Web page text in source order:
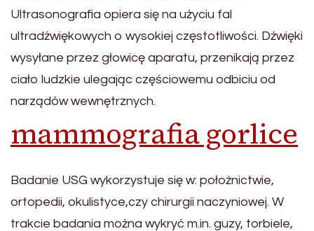
Ultrasonografia opiera się na użyciu fal
ultradźwiękowych o wysokiej częstotliwości. Dźwięki
wysyłane przez głowicę aparatu, przenikają przez
ciało ludzkie ulegając częściowemu odbiciu od
narządów wewnętrznych.
mammografia gorlice
Badanie USG wykorzystuje się w: położnictwie,
ortopedii, okulistyce,czy chirurgii naczyniowej. W
trakcie badania można wykryć m.in. guzy, torbiele,